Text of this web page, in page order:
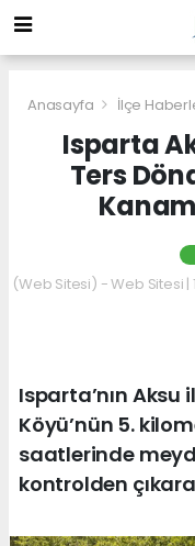
Anasayfa İlçe
Isparta
Ters
(Web Sitesi) - Web Sitesi |
Isparta’nın Aksu
Köyü’nün 5.
saatlerinde
kontrolden